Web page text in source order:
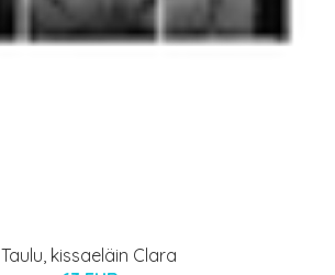
Taulu, kissaeläin Clara